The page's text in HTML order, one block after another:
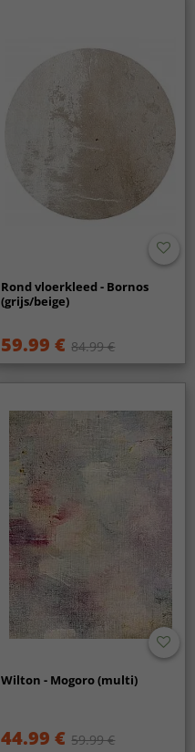
Rond vloerkleed - Bornos
(grijs/beige)
59.99 € 84.99 €
Wilton - Mogoro (multi)
44.99 € 59.99 €